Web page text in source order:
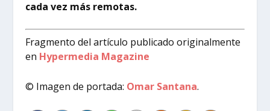
cada vez más remotas.
Fragmento del artículo publicado originalmente
en Hypermedia Magazine
© Imagen de portada: Omar Santana.